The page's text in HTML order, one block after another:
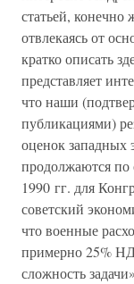
статьей, конечно
отвлекаясь от
кратко описать
представляет
что наши
публикациями)
оценок западных
продолжаются по
1990 гг. для
советский
что военные
примерно 25%
сложность